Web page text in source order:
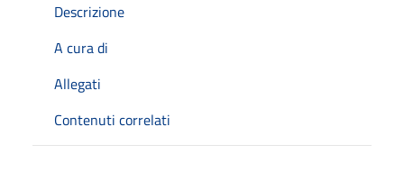
Descrizione
A cura di
Allegati
Contenuti correlati